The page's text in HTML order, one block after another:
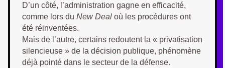
D’un côté, l’administration gagne en efficacité,
comme lors du New Deal où les procédures ont
été réinventées.
Mais de l’autre, certains redoutent la « privatisation
silencieuse » de la décision publique, phénomène
déjà pointé dans le secteur de la défense.